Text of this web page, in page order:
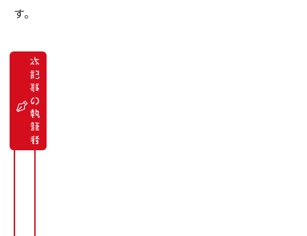
す。
本
記
事
の
執
筆
者